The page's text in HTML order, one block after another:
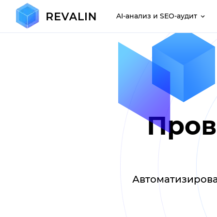
AI-анализ и SEO-аудит